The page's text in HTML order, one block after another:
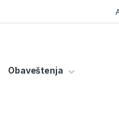
Obaveštenja